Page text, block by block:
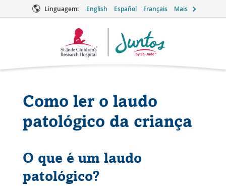
Linguagem: English Español Français Mais
Logotipo
Como ler o laudo
patológico da criança
O que é um laudo
patológico?